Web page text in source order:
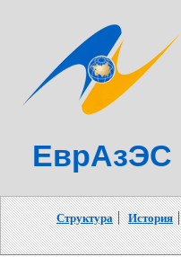
ЕврАзЭС
Структура История